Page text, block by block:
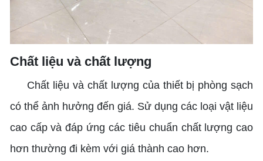
Chất liệu và chất lượng
Chất liệu và chất lượng của thiết bị phòng sạch
có thể ảnh hưởng đến giá. Sử dụng các loại vật liệu
cao cấp và đáp ứng các tiêu chuẩn chất lượng cao
hơn thường đi kèm với giá thành cao hơn.